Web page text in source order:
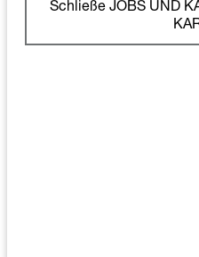
Schließe JOBS UND